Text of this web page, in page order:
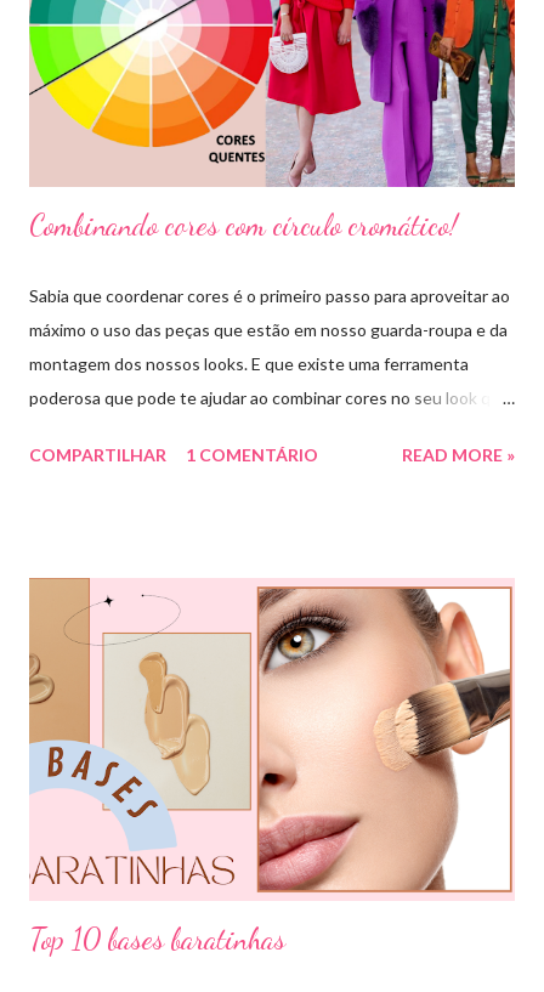
Combinando cores com círculo cromático!
Sabia que coordenar cores é o primeiro passo para aproveitar ao
máximo o uso das peças que estão em nosso guarda-roupa e da
montagem dos nossos looks. E que existe uma ferramenta
poderosa que pode te ajudar ao combinar cores no seu look que
divido em 12 pedaços, onde cada um pedaço apresenta uma cor,
para nossos looks criando produções incríveis. Essa ferramenta
é super usada por profissionais da moda, porém qualquer pessoa
pode usar e garanto pra vocês que ajuda muitooo! Bora conferir
algumas das combinações de cores que podemos fazer com o
círculo cromático: COMBINAÇÃO MONOCROMÁTICA: uma
única cor ou a combinação de tom sobre tom (entre variação de
claro e escuro dessa mesma cor). COMBINAÇÃO ANÁLOGA:
COMPARTILHAR 1 COMENTÁRIO READ MORE »
Top 10 bases baratinhas